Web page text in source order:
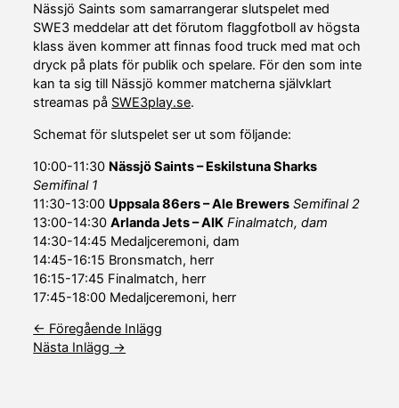
Nässjö Saints som samarrangerar slutspelet med
SWE3 meddelar att det förutom flaggfotboll av högsta
klass även kommer att finnas food truck med mat och
dryck på plats för publik och spelare. För den som inte
kan ta sig till Nässjö kommer matcherna självklart
streamas på SWE3play.se.
Schemat för slutspelet ser ut som följande:
10:00-11:30 Nässjö Saints – Eskilstuna Sharks
Semifinal 1
11:30-13:00 Uppsala 86ers – Ale Brewers Semifinal 2
13:00-14:30Arlanda Jets – AIK Finalmatch, dam
14:30-14:45 Medaljceremoni, dam
14:45-16:15 Bronsmatch, herr
16:15-17:45 Finalmatch, herr
17:45-18:00 Medaljceremoni, herr
← Föregående Inlägg
Nästa Inlägg →